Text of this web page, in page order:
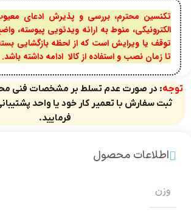
تکنسین محترم، بررسی و پذیرش ادعای
الکترونیکی، منوط به ارائه ویدئویی پیوسته،
توقف یا ویرایش است که از لحظه بازگشایی
تا زمان نصب و استفاده از کالا ادامه داشته باشد.
توجه: در صورت عدم تسلط بر مشخصات فنی
ثبت سفارش با تعمیر کار خود یا واحد
فرمایید.
اطلاعات محصول
وزن